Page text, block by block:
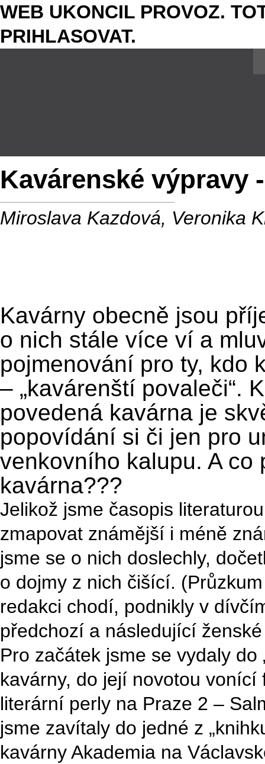
WEB UKONCIL PROVOZ.
PRIHLASOVAT.
Kavárenské výpravy
Miroslava Kazdová, Veronika
Kavárny obecně jsou
o nich stále více ví a
pojmenování pro ty, kdo
– „kavárenští povaleči“.
povedená kavárna je
popovídání si či jen pro
venkovního kalupu. A co
kavárna???
Jelikož jsme časopis
zmapovat známější i méně
jsme se o nich doslechly,
o dojmy z nich čišící.
redakci chodí, podnikly v
předchozí a následující
Pro začátek jsme se vydaly do
kavárny, do její novotou
literární perly na Praze 2 –
jsme zavítaly do jedné z
kavárny Akademia na